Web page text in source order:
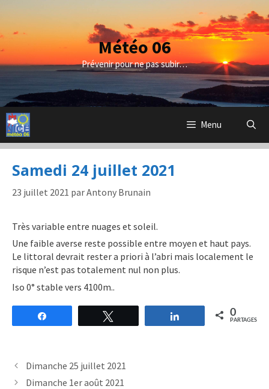
contenu
Météo 06
Prévenir pour ne pas subir…
Menu
Samedi 24 juillet 2021
23 juillet 2021 parAntony Brunain
Très variable entre nuages et soleil.
Une faible averse reste possible entre moyen et haut pays.
Le littoral devrait rester a priori à l’abri mais localement le
risque n’est pas totalement nul non plus.
Iso 0° stable vers 4100m..
Partagez 0
PARTAGES
Dimanche 25 juillet 2021
Dimanche 1er août 2021